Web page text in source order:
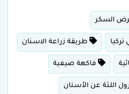
السكر
طريقة زراعة الاسنان
فاكهة صيفية
اللثة عن الأسنان